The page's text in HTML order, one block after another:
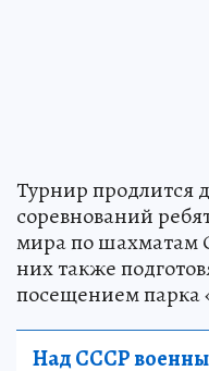
Турнир продлится
соревнований
мира по шахматам
них также
посещением парка
Над СССР